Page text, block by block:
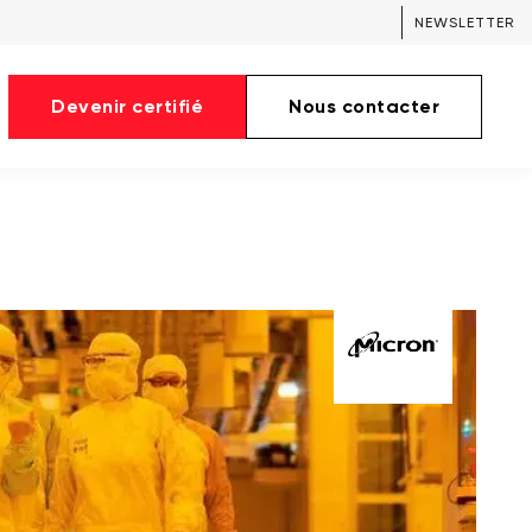
NEWSLETTER
Devenir certifié Nous contacter